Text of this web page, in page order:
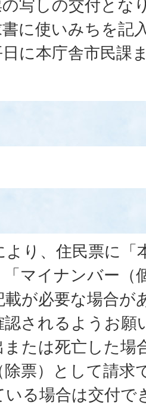
写しの交付とな
書に使いみちを記
に本庁舎市民課
り、住民票に「
「マイナンバー（
載が必要な場合が
認されるようお願
または死亡した場
除票）として請求
いる場合は交付で